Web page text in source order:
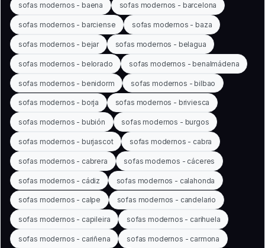
sofas modernos - baena sofas modernos - barcelona
sofas modernos - barciense sofas modernos - baza
sofas modernos - bejar sofas modernos - belagua
sofas modernos - belorado sofas modernos - benalmádena
sofas modernos - benidorm sofas modernos - bilbao
sofas modernos - borja sofas modernos - briviesca
sofas modernos - bubión sofas modernos - burgos
sofas modernos - burjascot sofas modernos - cabra
sofas modernos - cabrera sofas modernos - cáceres
sofas modernos - cádiz sofas modernos - calahonda
sofas modernos - calpe sofas modernos - candelario
sofas modernos - capileira sofas modernos - carihuela
sofas modernos - cariñena sofas modernos - carmona